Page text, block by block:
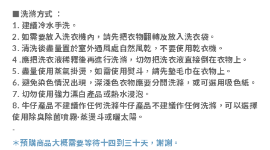
■洗滌方式 ：
1. 建議冷水手洗。
2. 如需要放入洗衣機內，請先把衣物翻轉及放入洗衣袋。
3. 清洗後盡量置於室外通風處自然風乾，不要使用乾衣機。
4 .應把洗衣液稀釋後再進行洗滌，切勿把洗衣液直接倒在衣物上。
5. 盡量使用蒸氣掛燙，如需使用熨斗，請先墊毛巾在衣物上。
6. 避免染色情況出現，深淺色衣物應要分開洗滌，或可選用吸色紙。
7. 切勿使用強力漂白產品或熱水浸泡。
8. 牛仔產品不建議作任何洗滌牛仔產品不建議作任何洗滌，可以選擇
使用除臭除菌噴霧·蒸燙斗或曬太陽。
-
＊預購商品大概需要等待十四到三十天，謝謝。